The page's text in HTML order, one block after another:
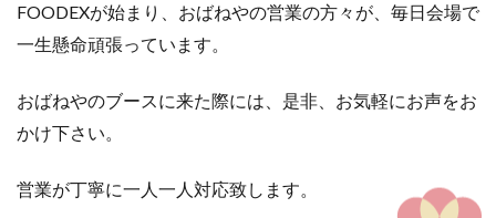
FOODEXが始まり、おばねやの営業の方々が、毎日会場で
一生懸命頑張っています。
おばねやのブースに来た際には、是非、お気軽にお声をお
かけ下さい。
営業が丁寧に一人一人対応致します。